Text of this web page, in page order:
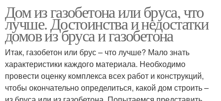
Дом из газобетона или бруса, что
лучше. Достоинства и недостатки
домов из бруса и газобетона
Итак, газобетон или брус – что лучше? Мало знать
характеристики каждого материала. Необходимо
провести оценку комплекса всех работ и конструкций,
чтобы окончательно определиться, какой дом строить –